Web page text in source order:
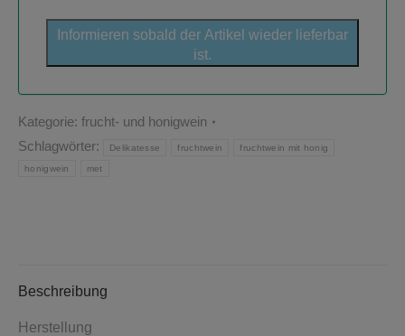
Informieren sobald der Artikel wieder lieferbar
ist.
Kategorie: frucht- und honigwein
Schlagwörter:
Delikatesse fruchtwein fruchtwein mit honig
honigwein met
Beschreibung
Herstellung